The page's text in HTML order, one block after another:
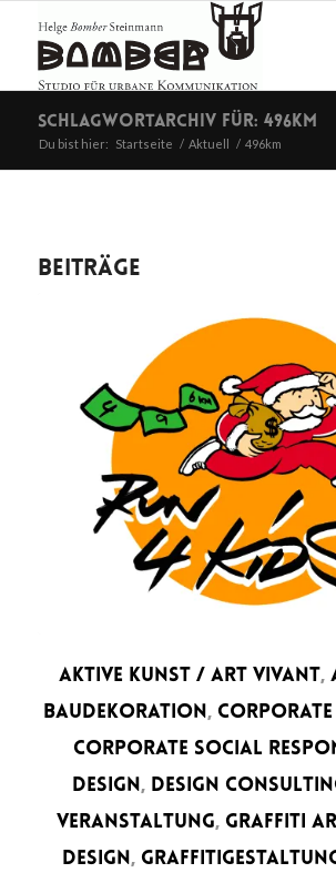
Schlagwortarchiv für: 496km
Du bist hier: Startseite / Aktuell / 496km
Beiträge
AKTIVE KUNST / ART VIVANT,
BAUDEKORATION,
CORPORATE SOCIAL
DESIGN, DESIGN
VERANSTALTUNG,GRAFFITI
DESIGN,